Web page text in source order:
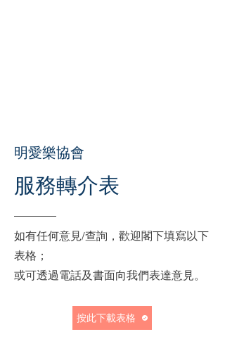
明愛樂協會
​服務轉介表
如有任何意見/查詢，歡迎閣下填寫以下
表格；
或可透過電話及書面向我們表達意見。
按此下載表格